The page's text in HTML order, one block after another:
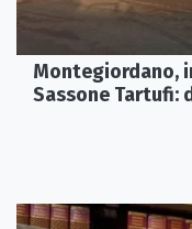
Montegiordano,
Sassone Tartufi: